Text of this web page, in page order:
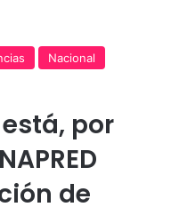
Nacional
por
de